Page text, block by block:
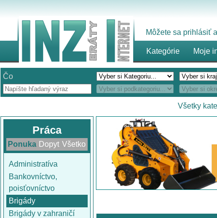
Môžete sa prihlásiť
Kategórie Moje
Čo
Všetky
Práca
Ponuka Dopyt Všetko
Administratíva
Bankovníctvo,
poisťovníctvo
Brigády
Brigády v zahraničí